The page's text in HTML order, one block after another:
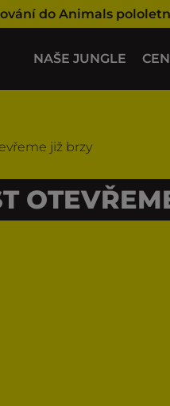
do Animals
NAŠE JUNGLE
již brzy